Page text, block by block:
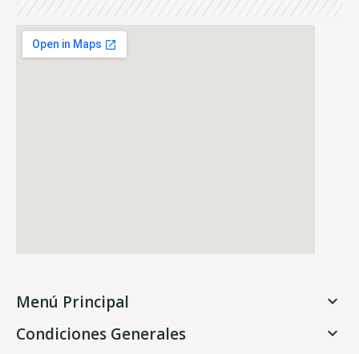
Menú Principal 
Condiciones Generales 